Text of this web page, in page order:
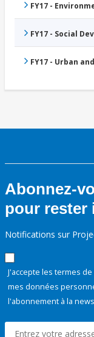
FY17 -
FY17 - Social
FY17 - Urban
Abonnez-
pour rester
Notifications sur
J'accepte les termes de
mes données
l'abonnement à la